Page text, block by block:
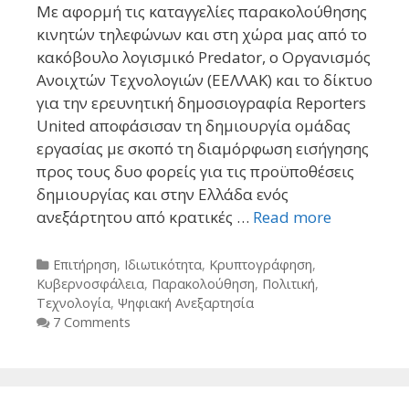
Με αφορμή τις καταγγελίες παρακολούθησης
κινητών τηλεφώνων και στη χώρα μας από το
κακόβουλο λογισμικό Predator, ο Οργανισμός
Ανοιχτών Τεχνολογιών (ΕΕΛΛΑΚ) και το δίκτυο
για την ερευνητική δημοσιογραφία Reporters
United αποφάσισαν τη δημιουργία ομάδας
εργασίας με σκοπό τη διαμόρφωση εισήγησης
προς τους δυο φορείς για τις προϋποθέσεις
δημιουργίας και στην Ελλάδα ενός
ανεξάρτητου από κρατικές … Read more
Categories
Επιτήρηση, Ιδιωτικότητα, Κρυπτογράφηση,
Κυβερνοσφάλεια, Παρακολούθηση, Πολιτική,
Τεχνολογία, Ψηφιακή Ανεξαρτησία
7 Comments